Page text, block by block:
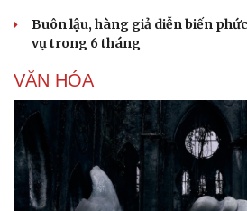
Buôn lậu, hàng giả diễn biến
vụ trong 6 tháng
VĂN HÓA